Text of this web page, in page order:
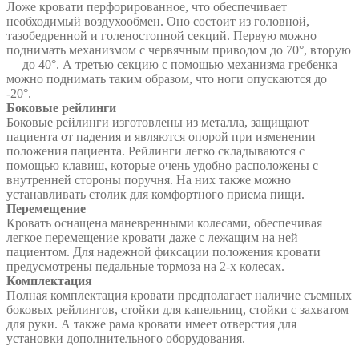
Ложе кровати перфорированное, что обеспечивает
необходимый воздухообмен. Оно состоит из головной,
тазобедренной и голеностопной секций. Первую можно
поднимать механизмом с червячным приводом до 70°, вторую
— до 40°. А третью секцию с помощью механизма гребенка
можно поднимать таким образом, что ноги опускаются до
-20°.
Боковые рейлинги
Боковые рейлинги изготовлены из металла, защищают
пациента от падения и являются опорой при изменении
положения пациента. Рейлинги легко складываются с
помощью клавиш, которые очень удобно расположены с
внутренней стороны поручня. На них также можно
устанавливать столик для комфортного приема пищи.
Перемещение
Кровать оснащена маневренными колесами, обеспечивая
легкое перемещение кровати даже с лежащим на ней
пациентом. Для надежной фиксации положения кровати
предусмотрены педальные тормоза на 2-х колесах.
Комплектация
Полная комплектация кровати предполагает наличие съемных
боковых рейлингов, стойки для капельниц, стойки с захватом
для руки. А также рама кровати имеет отверстия для
установки дополнительного оборудования.